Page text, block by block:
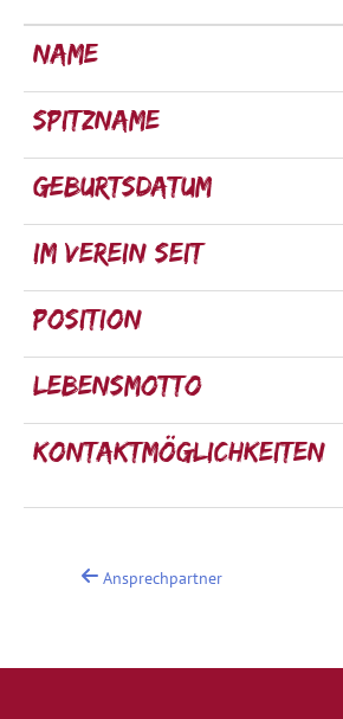
Name
Spitzname
Geburtsdatum
Im Verein seit
Position
Lebensmotto
Kontaktmöglichkeiten
Ansprechpartner